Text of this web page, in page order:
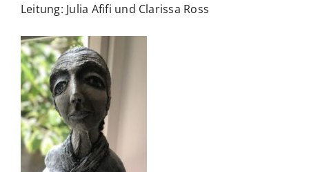
SERVICE
Leitung: Julia Afifi und Clarissa Ross